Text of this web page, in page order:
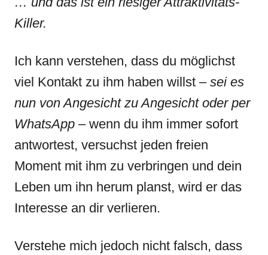
Killer.
Ich kann verstehen, dass du möglichst
viel Kontakt zu ihm haben willst – sei es
nun von Angesicht zu Angesicht oder per
WhatsApp – wenn du ihm immer sofort
antwortest, versuchst jeden freien
Moment mit ihm zu verbringen und dein
Leben um ihn herum planst, wird er das
Interesse an dir verlieren.
Verstehe mich jedoch nicht falsch, dass